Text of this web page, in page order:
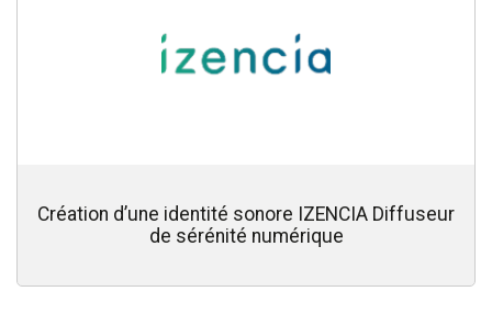
Création d’une identité sonore IZENCIA Diffuseur
de sérénité numérique